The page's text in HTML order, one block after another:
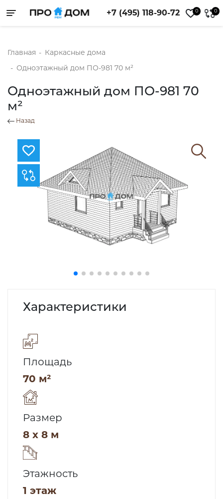
Toggle navigation +7 (495) 118-90-72 0 0
Главная - Каркасные дома
- Одноэтажный дом ПО-981 70 м²
Одноэтажный дом ПО-981 70
м²
Назад
Характеристики
Площадь
70 м²
Размер
8 x 8 м
Этажность
1 этаж